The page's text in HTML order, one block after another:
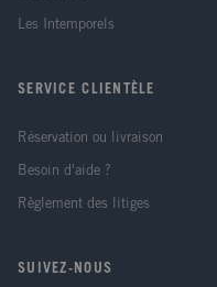
Les Intemporels
SERVICE CLIENTÈLE
Réservation ou livraison
Besoin d'aide ?
Règlement des litiges
SUIVEZ-NOUS